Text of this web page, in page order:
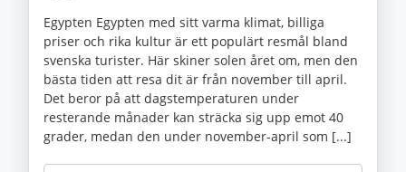
Egypten Egypten med sitt varma klimat, billiga
priser och rika kultur är ett populärt resmål bland
svenska turister. Här skiner solen året om, men den
bästa tiden att resa dit är från november till april.
Det beror på att dagstemperaturen under
resterande månader kan sträcka sig upp emot 40
grader, medan den under november-april som [...]